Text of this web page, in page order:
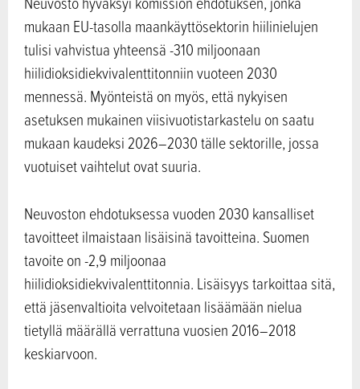
mukaan EU-tasolla maankäyttösektorin hiilinielujen
tulisi vahvistua yhteensä -310 miljoonaan
hiilidioksidiekvivalenttitonniin vuoteen 2030
mennessä. Myönteistä on myös, että nykyisen
asetuksen mukainen viisivuotistarkastelu on saatu
mukaan kaudeksi 2026–2030 tälle sektorille, jossa
vuotuiset vaihtelut ovat suuria.
Neuvoston ehdotuksessa vuoden 2030 kansalliset
tavoitteet ilmaistaan lisäisinä tavoitteina. Suomen
tavoite on -2,9 miljoonaa
hiilidioksidiekvivalenttitonnia. Lisäisyys tarkoittaa sitä,
että jäsenvaltioita velvoitetaan lisäämään nielua
tietyllä määrällä verrattuna vuosien 2016–2018
keskiarvoon.